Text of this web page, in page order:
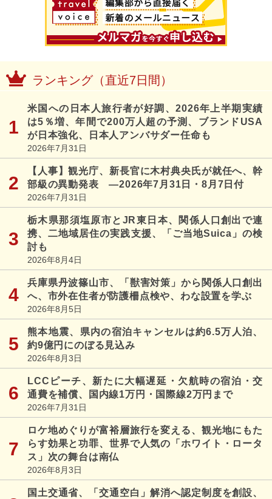
ランキング（直近7日間）
米国への日本人旅行者が好調、2026年上半期実績
は5％増、年間で200万人超の予測、ブランドUSA
が日本強化、日本人アンバサダー任命も
2026年7月31日
【人事】観光庁、新長官に木村典央氏が就任へ、幹
部級の異動発表 ―2026年7月31日・8月7日付
2026年7月31日
栃木県那須塩原市とJR東日本、関係人口創出で連
携、二地域居住の実践支援、「ご当地Suica」の検
討も
2026年8月4日
兵庫県丹波篠山市、「獣害対策」から関係人口創出
へ、市外在住者が防護柵点検や、わな設置を学ぶ
2026年8月5日
熊本地震、県内の宿泊キャンセルは約6.5万人泊、
約9億円にのぼる見込み
2026年8月3日
LCCピーチ、新たに大幅遅延・欠航時の宿泊・交
通費を補償、国内線1万円・国際線2万円まで
2026年7月31日
ロケ地めぐりが富裕層旅行を変える、観光地にもた
らす効果と功罪、世界で人気の「ホワイト・ロータ
ス」次の舞台は南仏
2026年8月3日
国土交通省、「交通空白」解消へ認定制度を創設、